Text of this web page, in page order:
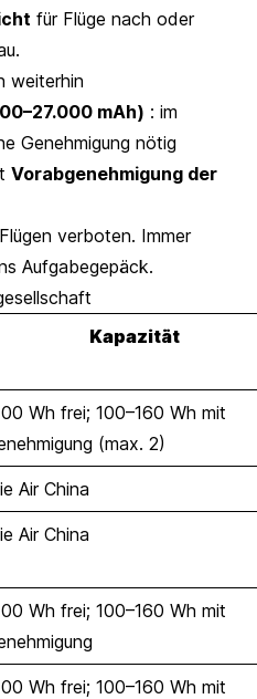
für Flüge nach oder
weiterhin
mAh) : im
Genehmigung nötig
Vorabgenehmigung der
verboten. Immer
Aufgabegepäck.
Kapazität
Wh frei; 100–160 Wh mit
(max. 2)
Air China
Air China
Wh frei; 100–160 Wh mit
Wh frei; 100–160 Wh mit